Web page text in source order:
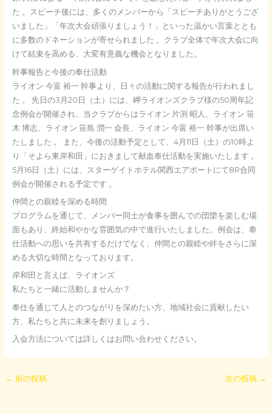
た 。スピーチ後には、多くのメンバーから「スピーチありがとうござ
いました」「年次大会頑張りましょう！」といった温かい言葉ととも
に多数のドネーションが寄せられました 。クラブ全体で年次大会に向
けて結束を高める、大変有意義な機会となりました。
幹事報告と今後の奉仕活動
ライオン 今富 裕一 幹事より、日々の活動に関する報告が行われまし
た 。 先日の3月20日（土）には、岬ライオンズクラブ様の50周年記
念例会が開催され、当クラブからはライオン 片渕 昭人、ライオン 笹
木 博志、ライオン 笹島 潤一 会長、ライオン 今富 裕一 幹事が出席い
たしました 。 また、今後の活動予定として、4月11日（土）の10時よ
り「そよら東岸和田」におきまして献血奉仕活動を実施いたします 。
5月16日（土）には、スターゲイトホテル関西エアポートにて8R合同
例会が開催される予定です 。
仲間との親睦を深める時間
プログラムを通じて、メンバー同士が食事を囲んでの団欒を楽しむ場
面もあり、終始和やかな雰囲気の中で進行いたしました。例会は、奉
仕活動への思いを共有するだけでなく、仲間との親睦や絆をさらに深
める大切な時間となっております。
岸和田と言えば、ライオンズ
私たちと一緒に活動しませんか？
奉仕を通じて人とのつながりを深めたい方、地域社会に貢献したい
方、私たちと共に未来を創りましょう。
入会方法については詳しくはお問い合わせください。
← 前の投稿 次の投稿 →